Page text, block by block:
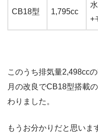
CB18型 1,795cc
+
このうち排気量2,498cc
月の改良でCB18型搭載
わりました。
もうお分かりだと思いま